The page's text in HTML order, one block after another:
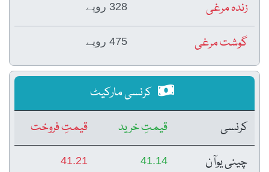
زندہ مرغی 328 روپے
گوشت مرغی 475 روپے
کرنسی مارکیٹ
کرنسی
قیمتِ خرید
قیمتِ فروخت
چینی یوآن
41.14
41.21